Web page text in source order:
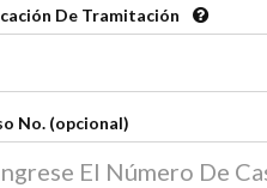
De Tramitación
No. (opcional)